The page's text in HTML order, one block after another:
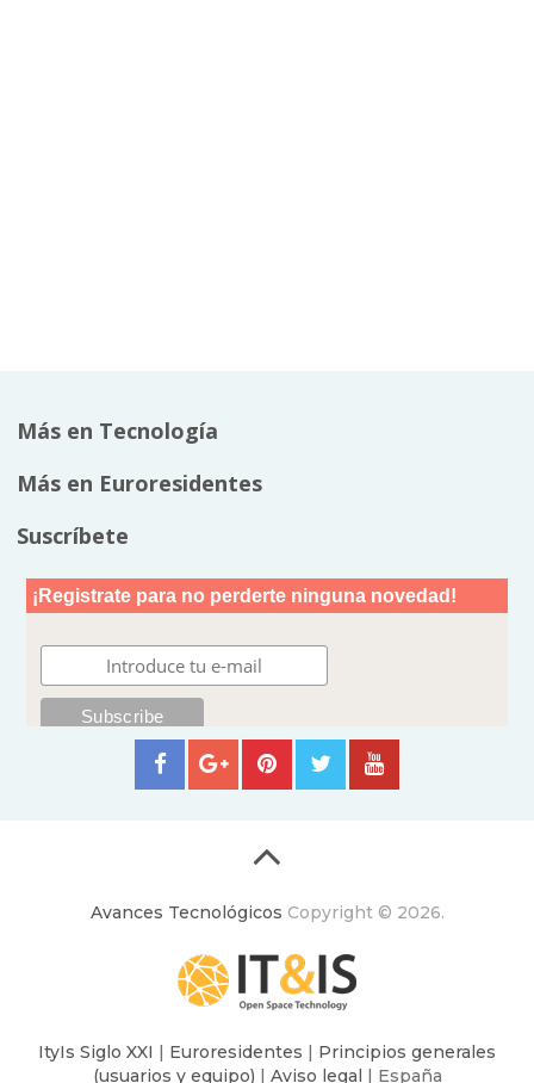
Más en Tecnología
Más en Euroresidentes
Suscríbete
Avances Tecnológicos Copyright © 2026.
ItyIs Siglo XXI | Euroresidentes | Principios generales
(usuarios y equipo) | Aviso legal | España